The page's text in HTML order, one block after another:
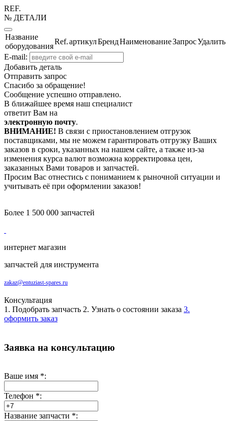
REF.
№ ДЕТАЛИ
Название
оборудования
Ref.артикулБрендНаименованиеЗапросУдалить
E-mail:
Добавить деталь
Отправить запрос
Спасибо за обращение!
Сообщение успешно отправлено.
В ближайшее время наш специалист
ответит Вам на
электронную почту.
ВНИМАНИЕ! В связи с приостановлением отгрузок
поставщиками, мы не можем гарантировать отгрузку Ваших
заказов в сроки, указанных на нашем сайте, а также из-за
изменения курса валют возможна корректировка цен,
заказанных Вами товаров и запчастей.
Просим Вас отнестись с пониманием к рыночной ситуации и
учитывать её при оформлении заказов!
Более 1 500 000 запчастей
интернет магазин
запчастей для инструмента
zakaz@entuziast-spares.ru
Консультация
1. Подобрать запчасть 2. Узнать о состоянии заказа 3.
оформить заказ
Заявка на консультацию
Ваше имя *:
Телефон *:
Название запчасти *: